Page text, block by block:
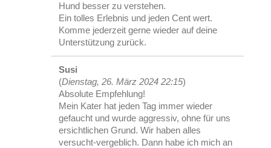
Hund besser zu verstehen.
Ein tolles Erlebnis und jeden Cent wert.
Komme jederzeit gerne wieder auf deine
Unterstützung zurück.
Susi
(Dienstag, 26. März 2024 22:15)
Absolute Empfehlung!
Mein Kater hat jeden Tag immer wieder
gefaucht und wurde aggressiv, ohne für uns
ersichtlichen Grund. Wir haben alles
versucht-vergeblich. Dann habe ich mich an